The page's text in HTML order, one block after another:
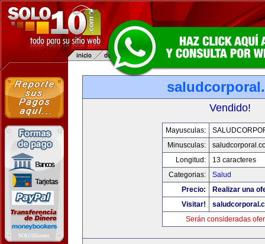
Vendido!
Mayusculas:
Minusculas:
Longitud:
13 caracteres
Categorias:
Salud
Precio:
Realizar una
Visitar!
Serán consideradas